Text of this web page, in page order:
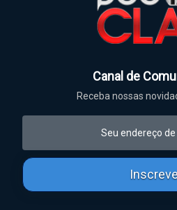
Canal de
Receba nossas